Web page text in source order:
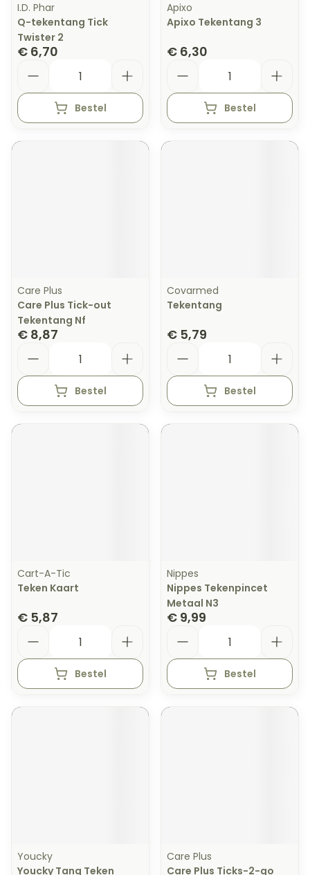
I.D. Phar
Q-tekentang Tick
Twister 2
€ 6,70
Bestel
Apixo
Apixo Tekentang 3
€ 6,30
Bestel
Care Plus
Care Plus Tick-out
Tekentang Nf
€ 8,87
Bestel
Covarmed
Tekentang
€ 5,79
Bestel
Cart-A-Tic
Teken Kaart
€ 5,87
Bestel
Nippes
Nippes Tekenpincet
Metaal N3
€ 9,99
Bestel
Youcky
Youcky Tang Teken
Care Plus
Care Plus Ticks-2-go